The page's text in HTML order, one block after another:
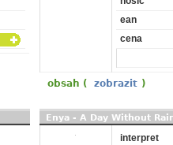
ean
cena
obsah ( zobrazit )
Enya - A Day Without
interpret